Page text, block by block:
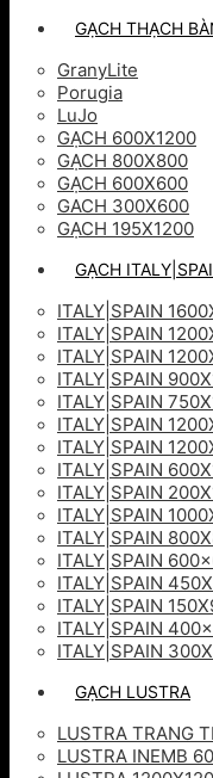
GẠCH THẠCH
GranyLite
Porugia
LuJo
GẠCH 600X1200
GẠCH 800X800
GẠCH 600X600
GACH 300X600
GẠCH 195X1200
GẠCH
ITALY|SPAIN
ITALY|SPAIN
ITALY|SPAIN
ITALY|SPAIN
ITALY|SPAIN
ITALY|SPAIN
ITALY|SPAIN
ITALY|SPAIN
ITALY|SPAIN
ITALY|SPAIN
ITALY|SPAIN
ITALY|SPAIN
ITALY|SPAIN
ITALY|SPAIN
ITALY|SPAIN
ITALY|SPAIN
GẠCH LUSTRA
LUSTRA TRANG
LUSTRA INEMB